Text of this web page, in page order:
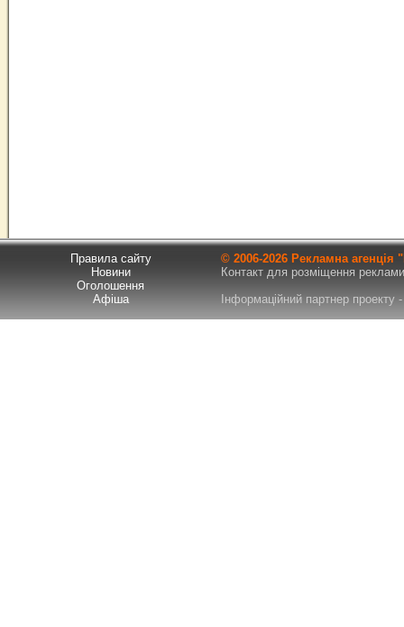
Правила сайту
Новини
Оголошення
Афіша
© 2006-2026 Рекламна
Контакт для розміщення
Інформаційний партнер проекту